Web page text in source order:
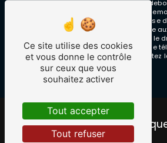
électronique à l'adresse
justificatif d'identité pourra vous être
vos données pendant la période de prise
pendant la durée de prescription légale
de gestion des contentieux. Vous avez le
sur la liste d'opposition au démarchage
à cette adresse:Bloctel.gouv.fr. Consultez
d’informations sur vos droits.
Recherches
Ce site utilise des cookies
et vous donne le contrôle
sur ceux que vous
souhaitez activer
Tout accepter
Tout refuser